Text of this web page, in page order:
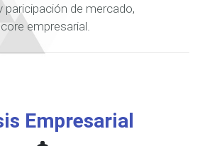
paricipación de mercado,
empresarial.
Empresarial